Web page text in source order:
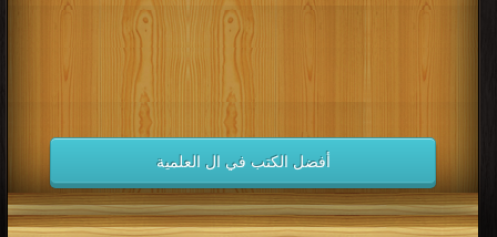
كتب 1990
كتب 1989 كتب 1988
كتب 1987
كتب 1984
كتب 1983
كتب 1980
كتب 1979
كتب 1978
كتب 1977 كتب 1976
كتب 1975
كتب 1974
كتب 1973 كتب 1972
كتب 1971
كتب 1970
كتب 1969 كتب 1968
كتب 1967
أفضل الكتب في ال العلمية